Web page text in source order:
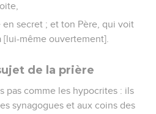
en secret ; et ton Père, qui voit
même ouvertement].
de la prière
pas comme les hypocrites : ils
synagogues et aux coins des